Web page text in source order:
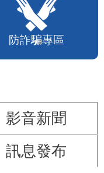
防詐騙專區
影音新聞
訊息發布